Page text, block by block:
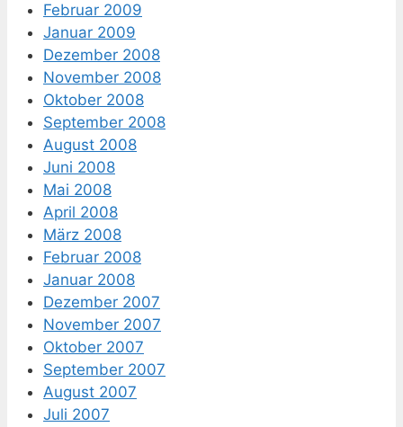
Februar 2009
Januar 2009
Dezember 2008
November 2008
Oktober 2008
September 2008
August 2008
Juni 2008
Mai 2008
April 2008
März 2008
Februar 2008
Januar 2008
Dezember 2007
November 2007
Oktober 2007
September 2007
August 2007
Juli 2007